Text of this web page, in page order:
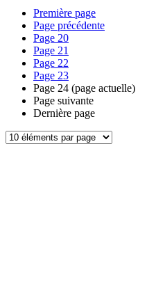
Première page
Page précédente
Page 20
Page 21
Page 22
Page 23
Page 24 (page actuelle)
Page suivante
Dernière page